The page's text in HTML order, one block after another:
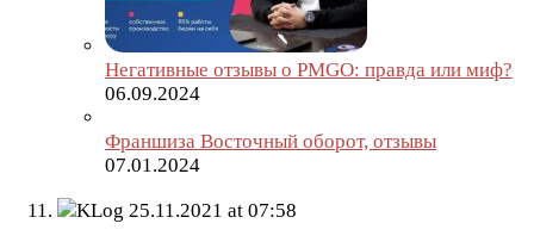
Негативные отзывы о PMGO: правда или миф?
06.09.2024
Франшиза Восточный оборот, отзывы
07.01.2024
KLog 25.11.2021 at 07:58